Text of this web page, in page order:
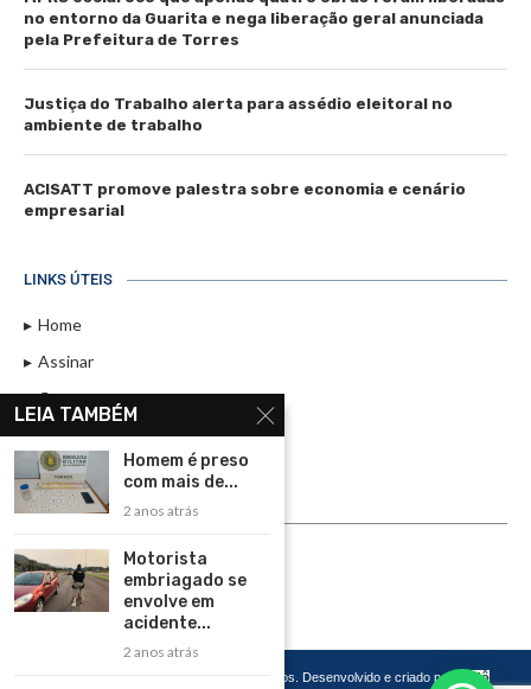
no entorno da Guarita e nega liberação geral anunciada
pela Prefeitura de Torres
Justiça do Trabalho alerta para assédio eleitoral no
ambiente de trabalho
ACISATT promove palestra sobre economia e cenário
empresarial
LINKS ÚTEIS
Home
Assinar
Contato
Política de Privacidade
Rádio Maristela - Ao Vivo
ASSINE
Copyright 2026 – Todos os Direitos Reservados. Desenvolvido e criado por
Cadô
LEIA TAMBÉM
Homem é preso
com mais de...
2 anos atrás
Motorista
embriagado se
envolve em
acidente...
2 anos atrás